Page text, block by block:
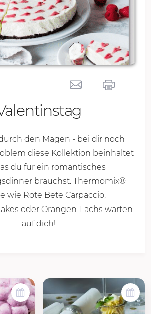
den Magen - bei dir noch
diese Kollektion beinhaltet
du für ein romantisches
brauchst. Thermomix®
wie Rote Bete Carpaccio,
oder Orangen-Lachs warten
auf dich!